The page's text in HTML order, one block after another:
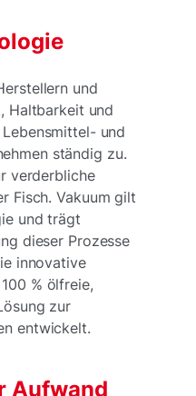
und
Haltbarkeit und
und
ständig zu.
verderbliche
Fisch. Vakuum gilt
und trägt
dieser Prozesse
innovative
% ölfreie,
zur
entwickelt.
Aufwand